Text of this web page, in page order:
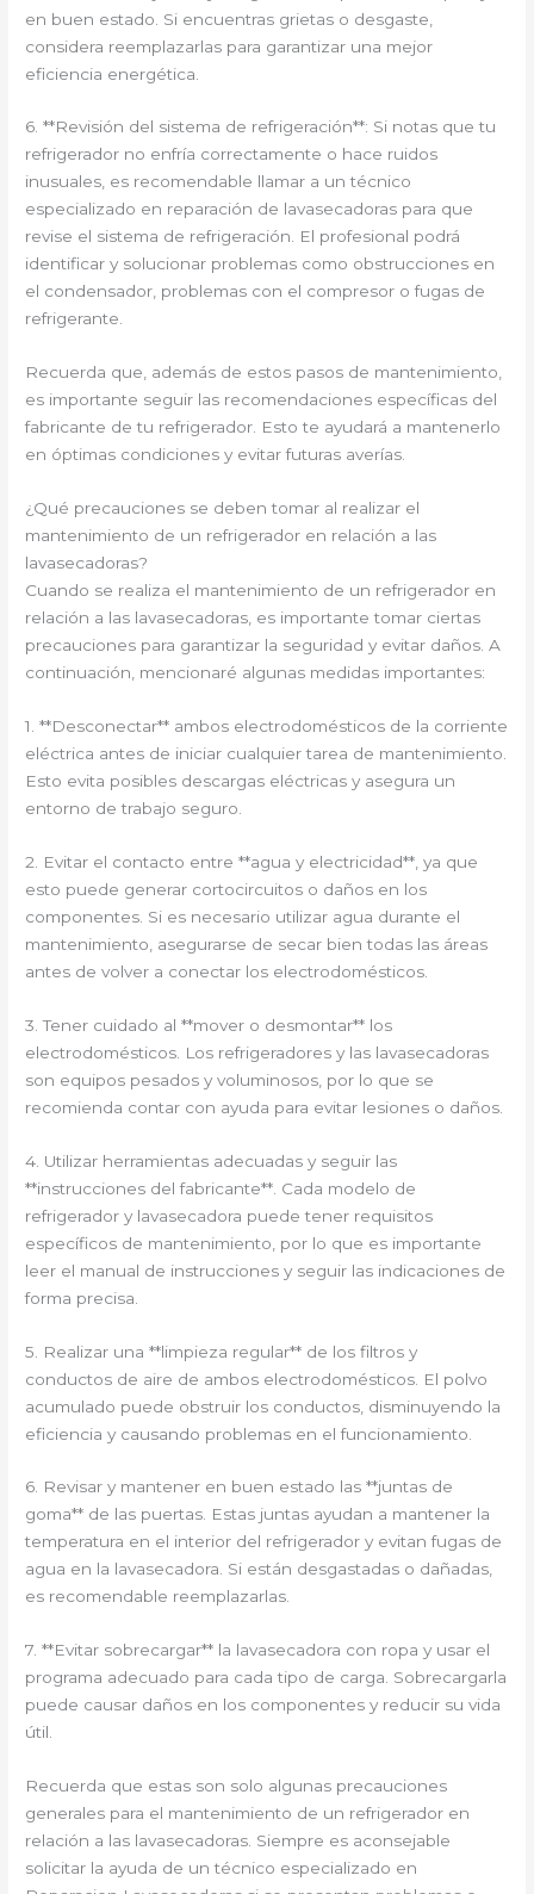
en buen estado. Si encuentras grietas o desgaste,
considera reemplazarlas para garantizar una mejor
eficiencia energética.
6. **Revisión del sistema de refrigeración**: Si notas que tu
refrigerador no enfría correctamente o hace ruidos
inusuales, es recomendable llamar a un técnico
especializado en reparación de lavasecadoras para que
revise el sistema de refrigeración. El profesional podrá
identificar y solucionar problemas como obstrucciones en
el condensador, problemas con el compresor o fugas de
refrigerante.
Recuerda que, además de estos pasos de mantenimiento,
es importante seguir las recomendaciones específicas del
fabricante de tu refrigerador. Esto te ayudará a mantenerlo
en óptimas condiciones y evitar futuras averías.
¿Qué precauciones se deben tomar al realizar el
mantenimiento de un refrigerador en relación a las
lavasecadoras?
Cuando se realiza el mantenimiento de un refrigerador en
relación a las lavasecadoras, es importante tomar ciertas
precauciones para garantizar la seguridad y evitar daños. A
continuación, mencionaré algunas medidas importantes:
1. **Desconectar** ambos electrodomésticos de la corriente
eléctrica antes de iniciar cualquier tarea de mantenimiento.
Esto evita posibles descargas eléctricas y asegura un
entorno de trabajo seguro.
2. Evitar el contacto entre **agua y electricidad**, ya que
esto puede generar cortocircuitos o daños en los
componentes. Si es necesario utilizar agua durante el
mantenimiento, asegurarse de secar bien todas las áreas
antes de volver a conectar los electrodomésticos.
3. Tener cuidado al **mover o desmontar** los
electrodomésticos. Los refrigeradores y las lavasecadoras
son equipos pesados y voluminosos, por lo que se
recomienda contar con ayuda para evitar lesiones o daños.
4. Utilizar herramientas adecuadas y seguir las
**instrucciones del fabricante**. Cada modelo de
refrigerador y lavasecadora puede tener requisitos
específicos de mantenimiento, por lo que es importante
leer el manual de instrucciones y seguir las indicaciones de
forma precisa.
5. Realizar una **limpieza regular** de los filtros y
conductos de aire de ambos electrodomésticos. El polvo
acumulado puede obstruir los conductos, disminuyendo la
eficiencia y causando problemas en el funcionamiento.
6. Revisar y mantener en buen estado las **juntas de
goma** de las puertas. Estas juntas ayudan a mantener la
temperatura en el interior del refrigerador y evitan fugas de
agua en la lavasecadora. Si están desgastadas o dañadas,
es recomendable reemplazarlas.
7. **Evitar sobrecargar** la lavasecadora con ropa y usar el
programa adecuado para cada tipo de carga. Sobrecargarla
puede causar daños en los componentes y reducir su vida
útil.
Recuerda que estas son solo algunas precauciones
generales para el mantenimiento de un refrigerador en
relación a las lavasecadoras. Siempre es aconsejable
solicitar la ayuda de un técnico especializado en